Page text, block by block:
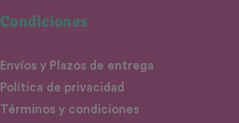
Condiciones
Envíos y Plazos de entrega
Política de privacidad
Términos y condiciones